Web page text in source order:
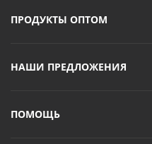
ПРОДУКТЫ ОПТОМ
НАШИ ПРЕДЛОЖЕНИЯ
ПОМОЩЬ